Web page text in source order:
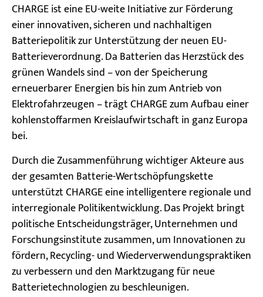
CHARGE ist eine EU-weite Initiative zur Förderung
einer innovativen, sicheren und nachhaltigen
Batteriepolitik zur Unterstützung der neuen EU-
Batterieverordnung. Da Batterien das Herzstück des
grünen Wandels sind – von der Speicherung
erneuerbarer Energien bis hin zum Antrieb von
Elektrofahrzeugen – trägt CHARGE zum Aufbau einer
kohlenstoffarmen Kreislaufwirtschaft in ganz Europa
bei.
Durch die Zusammenführung wichtiger Akteure aus
der gesamten Batterie-Wertschöpfungskette
unterstützt CHARGE eine intelligentere regionale und
interregionale Politikentwicklung. Das Projekt bringt
politische Entscheidungsträger, Unternehmen und
Forschungsinstitute zusammen, um Innovationen zu
fördern, Recycling- und Wiederverwendungspraktiken
zu verbessern und den Marktzugang für neue
Batterietechnologien zu beschleunigen.